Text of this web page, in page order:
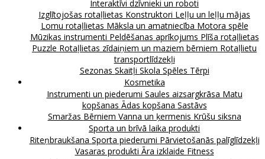
Interaktīvi dzīvnieki un roboti
Izglītojošas rotaļlietas Konstruktori Leļļu un leļļu mājas
Lomu rotaļlietas Māksla un amatniecība Motora spēle
Mūzikas instrumenti Peldēšanas aprīkojums Plīša rotaļlietas
Puzzle Rotaļlietas zīdaiņiem un maziem bērniem Rotaļlietu
transportlīdzekļi
Sezonas Skaitļi Skola Spēles Tērpi
Kosmetika
Instrumenti un piederumi Saules aizsargkrāsa Matu
kopšanas Ādas kopšana Sastāvs
Smaržas Bērniem Vanna un ķermenis Krūšu siksna
Sporta un brīvā laika produkti
Riteņbraukšana Sporta piederumi Pārvietošanās palīglīdzekļi
Vasaras produkti Āra izklaide Fitness